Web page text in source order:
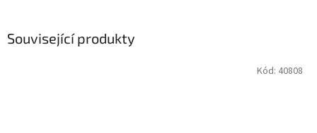
Související produkty
Kód: 40808